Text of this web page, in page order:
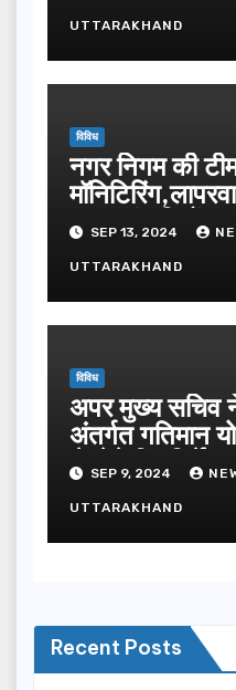
UTTARAKHAND
विविध
नगर निगम की
उठान कंपनियों पर
SEP 13, 2024
UTTARAKHAND
विविध
अपर मुख्य सचिव ने
अंतर्गत गतिमान
से लेने दिए निर्देश
SEP 9, 2024
UTTARAKHAND
Recent Posts